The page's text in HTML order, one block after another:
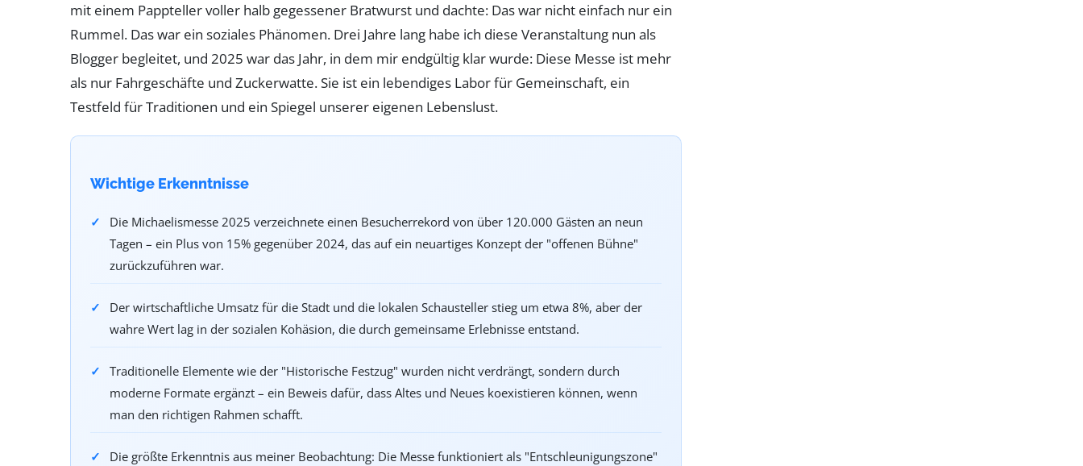
mit einem Pappteller voller halb gegessener Bratwurst und dachte: Das war nicht einfach nur ein
Rummel. Das war ein soziales Phänomen. Drei Jahre lang habe ich diese Veranstaltung nun als
Blogger begleitet, und 2025 war das Jahr, in dem mir endgültig klar wurde: Diese Messe ist mehr
als nur Fahrgeschäfte und Zuckerwatte. Sie ist ein lebendiges Labor für Gemeinschaft, ein
Testfeld für Traditionen und ein Spiegel unserer eigenen Lebenslust.
Wichtige Erkenntnisse
Die Michaelismesse 2025 verzeichnete einen Besucherrekord von über 120.000 Gästen an neun
Tagen – ein Plus von 15% gegenüber 2024, das auf ein neuartiges Konzept der "offenen Bühne"
zurückzuführen war.
Der wirtschaftliche Umsatz für die Stadt und die lokalen Schausteller stieg um etwa 8%, aber der
wahre Wert lag in der sozialen Kohäsion, die durch gemeinsame Erlebnisse entstand.
Traditionelle Elemente wie der "Historische Festzug" wurden nicht verdrängt, sondern durch
moderne Formate ergänzt – ein Beweis dafür, dass Altes und Neues koexistieren können, wenn
man den richtigen Rahmen schafft.
Die größte Erkenntnis aus meiner Beobachtung: Die Messe funktioniert als "Entschleunigungszone"